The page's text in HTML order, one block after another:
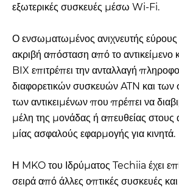
εξωτερικές συσκευές μέσω Wi-Fi.
Ο ενσωματωμένος ανιχνευτής εύρους
ακριβή απόσταση από το αντικείμενο
BIX επιτρέπει την ανταλλαγή
διαφορετικών συσκευών ATN και των
των αντικειμένων που πρέπει να
μέλη της μονάδας ή απευθείας
μίας ασφαλούς εφαρμογής για κινητά.
Η MKO του Ιδρύματος Techiia έχει
σειρά από άλλες οπτικές συσκευές